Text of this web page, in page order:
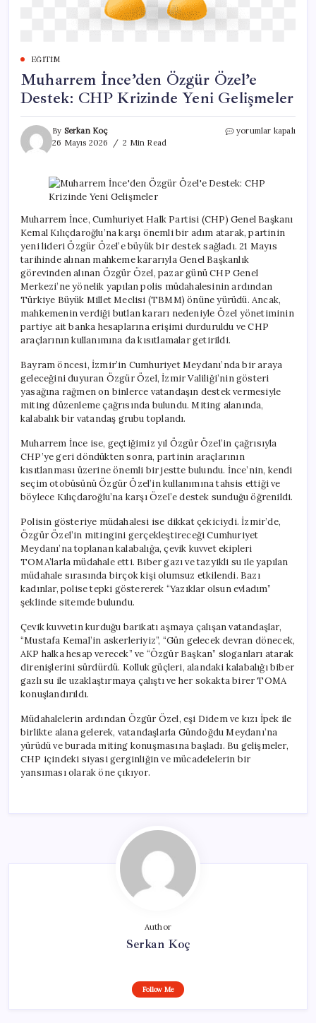
EĞITIM
Muharrem İnce’den Özgür Özel’e
Destek: CHP Krizinde Yeni Gelişmeler
By Serkan Koç
26 Mayıs 2026
2 Min Read
Muharrem
Destek:
CHP
Yeni
Gelişmeler
için
yorumlar kapalı
Muharrem İnce, Cumhuriyet Halk Partisi (CHP) Genel Başkanı
Kemal Kılıçdaroğlu’na karşı önemli bir adım atarak, partinin
yeni lideri Özgür Özel’e büyük bir destek sağladı. 21 Mayıs
tarihinde alınan mahkeme kararıyla Genel Başkanlık
görevinden alınan Özgür Özel, pazar günü CHP Genel
Merkezi’ne yönelik yapılan polis müdahalesinin ardından
Türkiye Büyük Millet Meclisi (TBMM) önüne yürüdü. Ancak,
mahkemenin verdiği butlan kararı nedeniyle Özel yönetiminin
partiye ait banka hesaplarına erişimi durduruldu ve CHP
araçlarının kullanımına da kısıtlamalar getirildi.
Bayram öncesi, İzmir’in Cumhuriyet Meydanı’nda bir araya
geleceğini duyuran Özgür Özel, İzmir Valiliği’nin gösteri
yasağına rağmen on binlerce vatandaşın destek vermesiyle
miting düzenleme çağrısında bulundu. Miting alanında,
kalabalık bir vatandaş grubu toplandı.
Muharrem İnce ise, geçtiğimiz yıl Özgür Özel’in çağrısıyla
CHP’ye geri döndükten sonra, partinin araçlarının
kısıtlanması üzerine önemli bir jestte bulundu. İnce’nin, kendi
seçim otobüsünü Özgür Özel’in kullanımına tahsis ettiği ve
böylece Kılıçdaroğlu’na karşı Özel’e destek sunduğu öğrenildi.
Polisin gösteriye müdahalesi ise dikkat çekiciydi. İzmir’de,
Özgür Özel’in mitingini gerçekleştireceği Cumhuriyet
Meydanı’na toplanan kalabalığa, çevik kuvvet ekipleri
TOMA’larla müdahale etti. Biber gazı ve tazyikli su ile yapılan
müdahale sırasında birçok kişi olumsuz etkilendi. Bazı
kadınlar, polise tepki göstererek “Yazıklar olsun evladım”
şeklinde sitemde bulundu.
Çevik kuvvetin kurduğu barikatı aşmaya çalışan vatandaşlar,
“Mustafa Kemal’in askerleriyiz”, “Gün gelecek devran dönecek,
AKP halka hesap verecek” ve “Özgür Başkan” sloganları atarak
direnişlerini sürdürdü. Kolluk güçleri, alandaki kalabalığı biber
gazlı su ile uzaklaştırmaya çalıştı ve her sokakta birer TOMA
konuşlandırıldı.
Müdahalelerin ardından Özgür Özel, eşi Didem ve kızı İpek ile
birlikte alana gelerek, vatandaşlarla Gündoğdu Meydanı’na
yürüdü ve burada miting konuşmasına başladı. Bu gelişmeler,
CHP içindeki siyasi gerginliğin ve mücadelelerin bir
yansıması olarak öne çıkıyor.
Author
Serkan Koç
Follow Me